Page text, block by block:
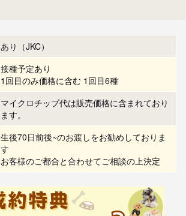
あり（JKC）
接種予定あり
1回目のみ価格に含む 1回目6種
マイクロチップ代は販売価格に含まれており
ます。
生後70日前後~のお渡しをお勧めしておりま
す
お客様のご都合と合わせてご相談の上決定